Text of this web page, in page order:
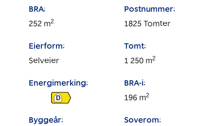
BRA:
252 m2
Postnummer:
1825 Tomter
Eierform:
Selveier
Tomt:
1 250 m2
Energimerking:
D
BRA-i:
196 m2
Byggeår:
Soverom: